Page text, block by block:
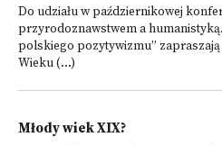
Do udziału w październikowej
przyrodoznawstwem a
polskiego pozytywizmu”
Wieku (...)
Młody wiek XIX?